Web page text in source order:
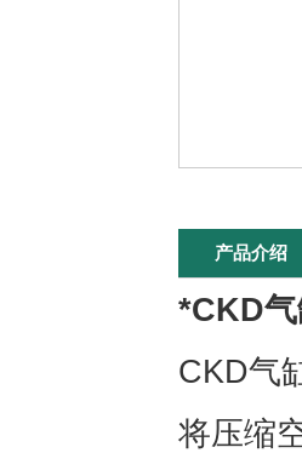
产品介绍
*CKD
CKD气
将压缩